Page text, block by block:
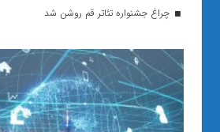
چراغ جشنواره تئاتر قم روشن شد